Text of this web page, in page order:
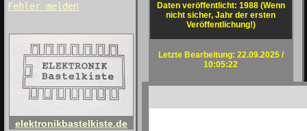
Fehler melden
elektronikbastelkiste.de
Daten veröffentlicht: 1988 (Wenn
nicht sicher, Jahr der ersten
Veröffentlichung!)
Letzte Bearbeitung: 22.09.2025 /
10:05:22